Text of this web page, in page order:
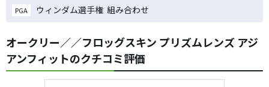
PGA ウィンダム選手権 組み合わせ
オークリー／／フロッグスキン プリズムレンズ アジ
アンフィットのクチコミ評価